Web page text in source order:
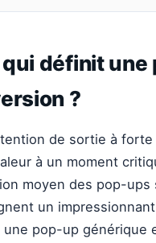
définit
?
de sortie à
à un moment
moyen des pop-ups
un
pop-up générique